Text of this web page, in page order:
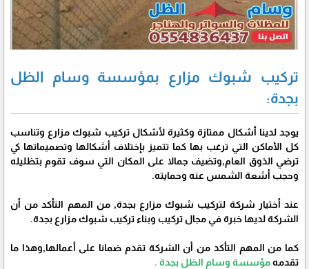
تركيب شبوك مزارع بمؤسسة وسام الظل
بجدة:
يوجد لدينا أشكال ممتازة وكثيرة لأشكال تركيب شبوك مزارع وتناسب
كل الأماكن التي ترغب بها كما تتميز بإختلاف أشكالها وتصميماتها كي
ترضي الذوق العام,وتضيف جمالا على المكان التي سوف تقوم بتظليله
وحجب أشعة الشمس عنه وحمايته.
عند أختيار شركة لتركيب شبوك مزارع بجدة, من المهم التأكد من أن
الشركة لديها خبرة في مجال تركيب وبناء تركيب شبوك مزارع بجدة.
كما من المهم التأكد من أن الشركة تقدم ضمانا على أعمالها,وهذا ما
تقدمهمؤسسة وسام الظل بجدة .